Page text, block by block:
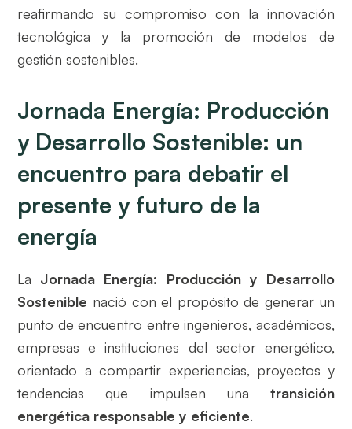
reafirmando su compromiso con la innovación
tecnológica y la promoción de modelos de
gestión sostenibles.
Jornada Energía: Producción
y Desarrollo Sostenible: un
encuentro para debatir el
presente y futuro de la
energía
La Jornada Energía: Producción y Desarrollo
Sostenible nació con el propósito de generar un
punto de encuentro entre ingenieros, académicos,
empresas e instituciones del sector energético,
orientado a compartir experiencias, proyectos y
tendencias que impulsen una transición
energética responsable y eficiente.